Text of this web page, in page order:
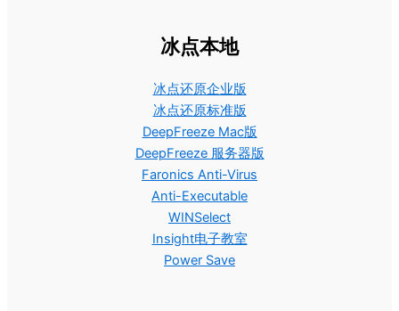
冰点本地
冰点还原企业版
冰点还原标准版
DeepFreeze Mac版
DeepFreeze 服务器版
Faronics Anti-Virus
Anti-Executable
WINSelect
Insight电子教室
Power Save